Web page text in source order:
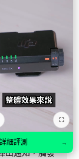
影廣告
輯翻版
中控熒幕推送
出通知，觸發
⛶
細評測 →